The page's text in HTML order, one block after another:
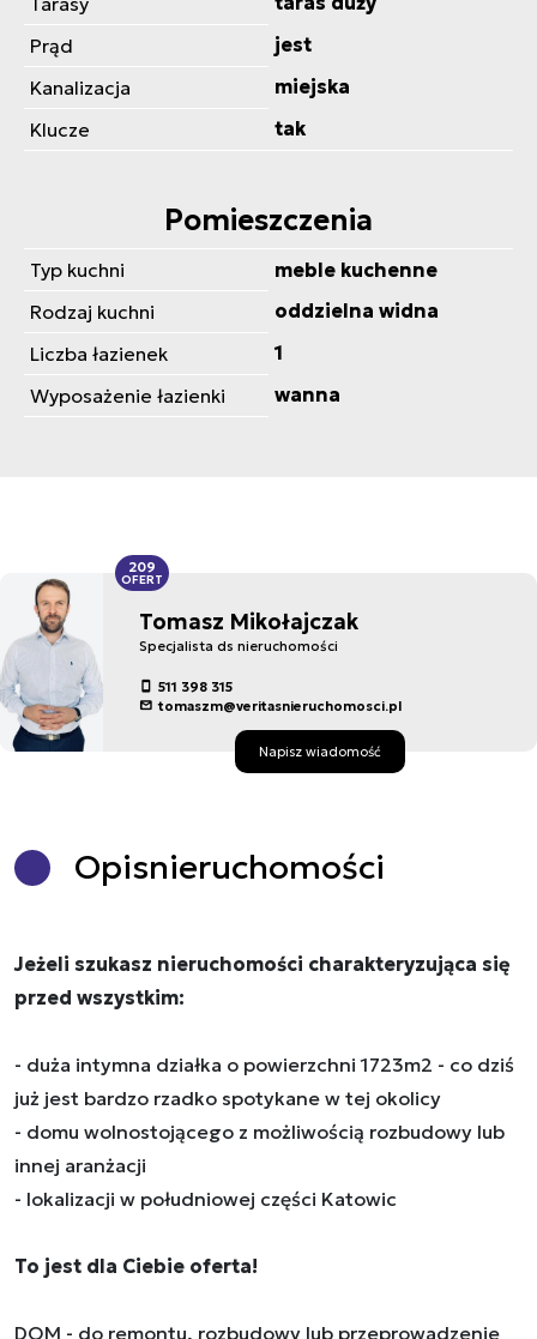
Prąd
jest
Kanalizacja
miejska
Klucze
tak
Pomieszczenia
Typ kuchni
meble kuchenne
Rodzaj kuchni
oddzielna widna
Liczba łazienek
1
Wyposażenie łazienki
wanna
Tomasz Mikołajczak
Specjalista ds nieruchomości
511 398 315
tomaszm@veritasnieruchomosci.pl
Napisz wiadomość
209
OFERT
Opisnieruchomości
Jeżeli szukasz nieruchomości charakteryzująca się
przed wszystkim:
- duża intymna działka o powierzchni 1723m2 - co dziś
już jest bardzo rzadko spotykane w tej okolicy
- domu wolnostojącego z możliwością rozbudowy lub
innej aranżacji
- lokalizacji w południowej części Katowic
To jest dla Ciebie oferta!
DOM - do remontu, rozbudowy lub przeprowadzenie